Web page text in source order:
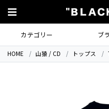
カテゴリー ブ
HOME 山猿 / CD トップス